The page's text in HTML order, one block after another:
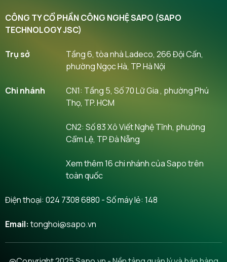
CÔNG TY CỔ PHẦN CÔNG NGHỆ SAPO (SAPO
TECHNOLOGY JSC)
Trụ sở
Tầng 6, tòa nhà Ladeco, 266 Đội Cấn,
phường Ngọc Hà, TP Hà Nội
Chi nhánh
CN1: Tầng 5, Số 70 Lữ Gia , phường Phú
Thọ, TP. HCM
CN2: Số 83 Xô Viết Nghệ Tĩnh, phường
Cẩm Lệ, TP Đà Nẵng
Xem thêm 16 chi nhánh của Sapo trên
toàn quốc
Điện thoại: 024 7308 6880 - Số máy lẻ: 148
Email: tonghoi@sapo.vn